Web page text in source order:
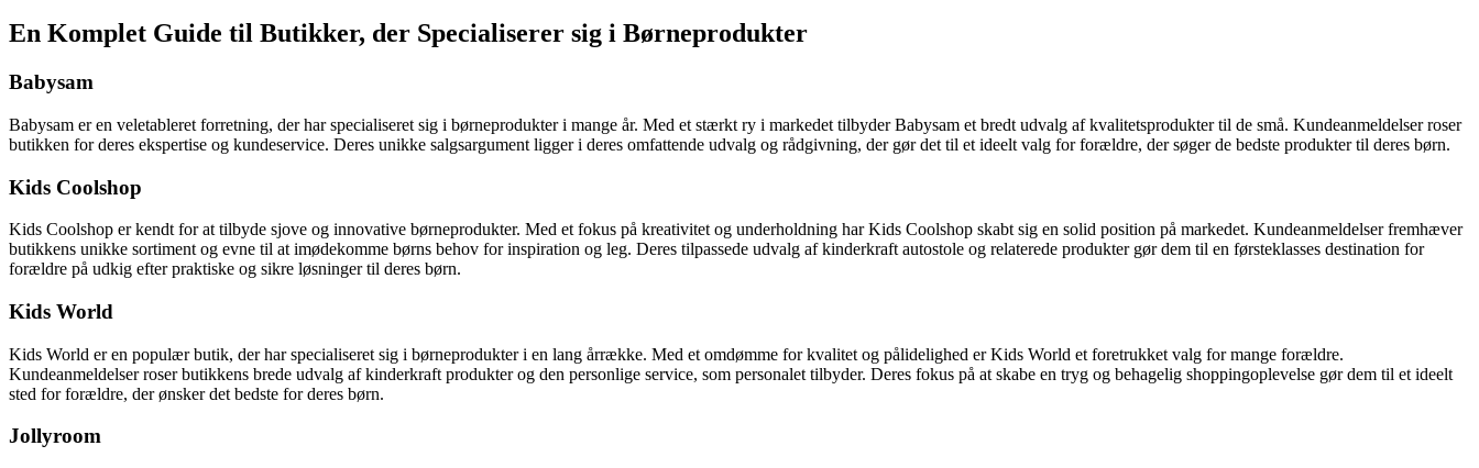
En Komplet Guide til Butikker, der Specialiserer sig i Børneprodukter
Babysam
Babysam er en veletableret forretning, der har specialiseret sig i børneprodukter i mange år. Med et stærkt ry i markedet tilbyder Babysam et bredt udvalg af kvalitetsprodukter til de små. Kundeanmeldelser roser
butikken for deres ekspertise og kundeservice. Deres unikke salgsargument ligger i deres omfattende udvalg og rådgivning, der gør det til et ideelt valg for forældre, der søger de bedste produkter til deres børn.
Kids Coolshop
Kids Coolshop er kendt for at tilbyde sjove og innovative børneprodukter. Med et fokus på kreativitet og underholdning har Kids Coolshop skabt sig en solid position på markedet. Kundeanmeldelser fremhæver
butikkens unikke sortiment og evne til at imødekomme børns behov for inspiration og leg. Deres tilpassede udvalg af kinderkraft autostole og relaterede produkter gør dem til en førsteklasses destination for
forældre på udkig efter praktiske og sikre løsninger til deres børn.
Kids World
Kids World er en populær butik, der har specialiseret sig i børneprodukter i en lang årrække. Med et omdømme for kvalitet og pålidelighed er Kids World et foretrukket valg for mange forældre.
Kundeanmeldelser roser butikkens brede udvalg af kinderkraft produkter og den personlige service, som personalet tilbyder. Deres fokus på at skabe en tryg og behagelig shoppingoplevelse gør dem til et ideelt
sted for forældre, der ønsker det bedste for deres børn.
Jollyroom